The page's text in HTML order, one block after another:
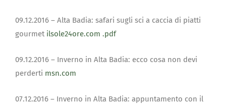
09.12.2016 – Alta Badia: safari sugli sci a caccia di piatti
gourmet ilsole24ore.com .pdf
09.12.2016 – Inverno in Alta Badia: ecco cosa non devi
perderti msn.com
07.12.2016 – Inverno in Alta Badia: appuntamento con il